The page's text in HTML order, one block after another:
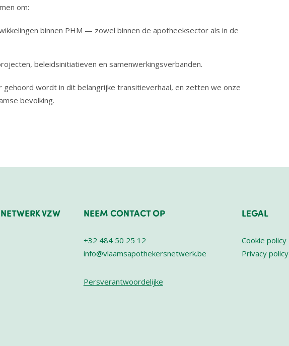
om:
binnen PHM — zowel binnen de apotheeksector als in de
beleidsinitiatieven en samenwerkingsverbanden.
wordt in dit belangrijke transitieverhaal, en zetten we onze
bevolking.
VZW NEEM CONTACT OP
+32 484 50 25 12
info@vlaamsapothekersnetwerk.be
Persverantwoordelijke
LEGAL
Cookie policy
Privacy policy